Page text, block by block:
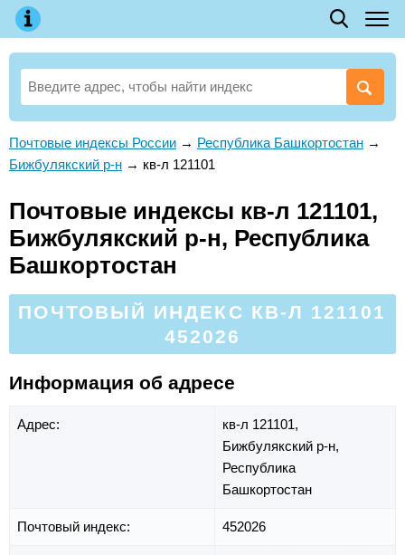
Почтовые индексы России → Республика Башкортостан →
Бижбулякский р-н → кв-л 121101
Почтовые индексы кв-л 121101,
Бижбулякский р-н, Республика
Башкортостан
ПОЧТОВЫЙ ИНДЕКС КВ-Л 121101
452026
Информация об адресе
Адрес:
кв-л 121101,
Бижбулякский р-н,
Республика
Башкортостан
Почтовый индекс: 452026